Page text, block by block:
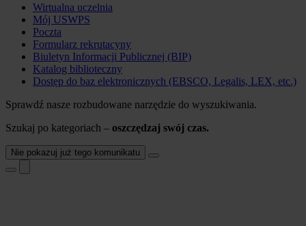
Wirtualna uczelnia
Mój USWPS
Poczta
Formularz rekrutacyny
Biuletyn Informacji Publicznej (BIP)
Katalog biblioteczny
Dostęp do baz elektronicznych (EBSCO, Legalis, LEX, etc.)
Sprawdź nasze rozbudowane narzędzie do wyszukiwania.
Szukaj po kategoriach – oszczędzaj swój czas.
Nie pokazuj już tego komunikatu